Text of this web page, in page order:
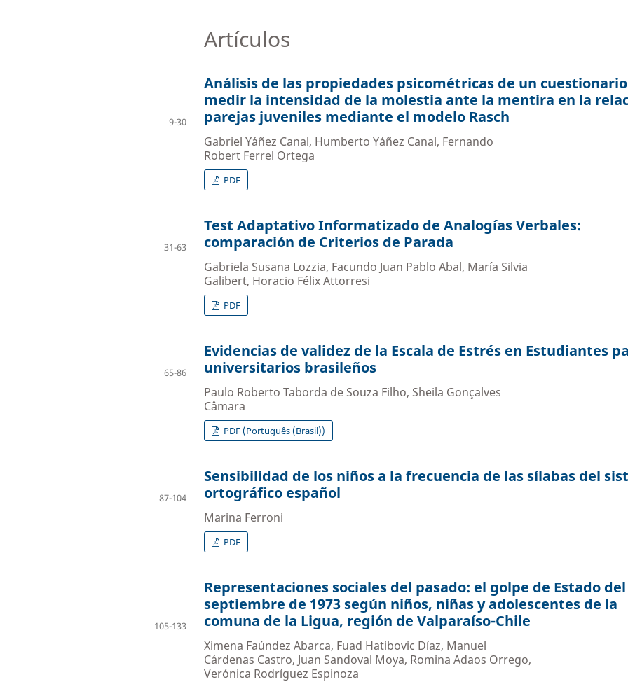
Artículos
Análisis de las propiedades psicométricas de un
medir la intensidad de la molestia ante la mentira en la
parejas juveniles mediante el modelo Rasch
Gabriel Yáñez Canal, Humberto Yáñez Canal, Fernando
Robert Ferrel Ortega
9-30
PDF
Test Adaptativo Informatizado de Analogías Verbales:
comparación de Criterios de Parada
Gabriela Susana Lozzia, Facundo Juan Pablo Abal, María Silvia
Galibert, Horacio Félix Attorresi
31-63
PDF
Evidencias de validez de la Escala de Estrés en Estudiantes
universitarios brasileños
Paulo Roberto Taborda de Souza Filho, Sheila Gonçalves
Câmara
65-86
PDF (Português (Brasil))
Sensibilidad de los niños a la frecuencia de las sílabas del
ortográfico español
Marina Ferroni
87-104
PDF
Representaciones sociales del pasado: el golpe de Estado del
septiembre de 1973 según niños, niñas y adolescentes de la
comuna de la Ligua, región de Valparaíso-Chile
Ximena Faúndez Abarca, Fuad Hatibovic Díaz, Manuel
Cárdenas Castro, Juan Sandoval Moya, Romina Adaos Orrego,
Verónica Rodríguez Espinoza
105-133